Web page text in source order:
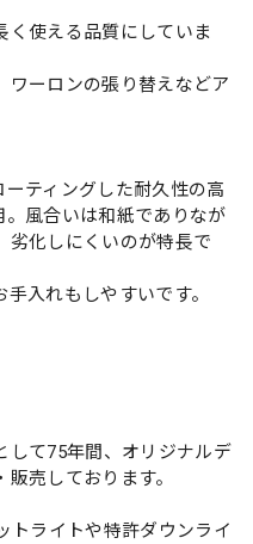
く使える品質にしていま
ワーロンの張り替えなどア
ティングした耐久性の高
風合いは和紙でありなが
劣化しにくいのが特長で
入れもしやすいです。
して75年間、オリジナルデ
売しております。
トライトや特許ダウンライ